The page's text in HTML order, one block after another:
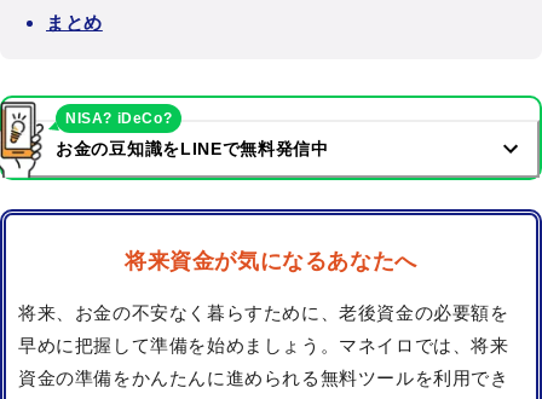
まとめ
お金の豆知識をLINEで無料発信中
NISA? iDeCo?
将来資金が気になるあなたへ
将来、お金の不安なく暮らすために、老後資金の必要額を
早めに把握して準備を始めましょう。マネイロでは、将来
資金の準備をかんたんに進められる無料ツールを利用でき